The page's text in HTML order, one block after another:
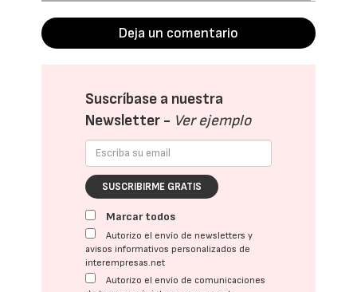
Deja un comentario
Suscríbase a nuestra
Newsletter - Ver ejemplo
SUSCRIBIRME GRATIS
Marcar todos
Autorizo el envío de newsletters y
avisos informativos personalizados de
interempresas.net
Autorizo el envío de comunicaciones